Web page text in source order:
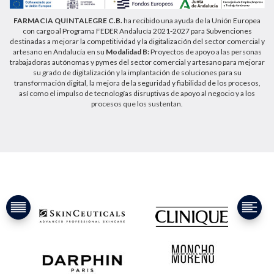
FARMACIA QUINTALEGRE C.B.ha recibido una ayuda de la Unión Europea
con cargo al Programa FEDER Andalucía 2021-2027 para Subvenciones
destinadas a mejorar la competitividad y la digitalización del sector comercial y
artesano en Andalucía en su Modalidad B:Proyectos de apoyo a las personas
trabajadoras autónomas y pymes del sector comercial y artesano para mejorar
su grado de digitalización y la implantación de soluciones para su
transformación digital, la mejora de la seguridad y fiabilidad de los procesos,
así como el impulso de tecnologías disruptivas de apoyo al negocio y a los
procesos que los sustentan.